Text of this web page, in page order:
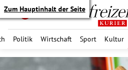
Zum Hauptinhalt der Seite
Politik Wirtschaft Sport Kultur